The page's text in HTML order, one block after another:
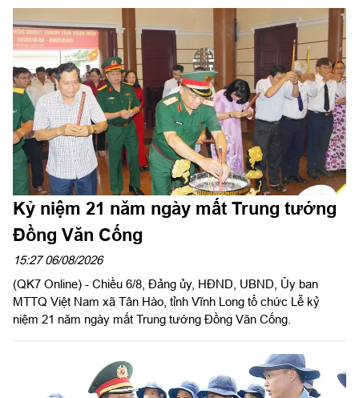
đạo hội nghị.
Kỷ niệm 21 năm ngày mất Trung tướng
Đồng Văn Cống
15:27 06/08/2026
(QK7 Online) - Chiều 6/8, Đảng ủy, HĐND, UBND, Ủy ban
MTTQ Việt Nam xã Tân Hào, tỉnh Vĩnh Long tổ chức Lễ kỷ
niệm 21 năm ngày mất Trung tướng Đồng Văn Cống.